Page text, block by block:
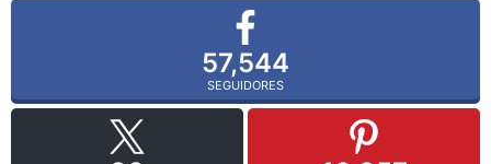
57,544
SEGUIDORES